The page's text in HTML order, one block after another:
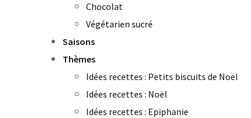
Chocolat
Végétarien sucré
Saisons
Thèmes
Idées recettes : Petits biscuits de Noël
Idées recettes : Noël
Idées recettes : Epiphanie